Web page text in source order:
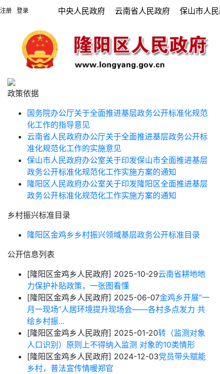
注册 登录 中央人民政府 云南省人民政府 保山市人
政策依据
国务院办公厅关于全面推进基层政务公开标准化规范
化工作的指导意见
云南省人民政府办公厅关于全面推进基层政务公开标
准化规范化工作的实施意见
保山市人民政府办公室关于印发保山市全面推进基层
政务公开标准化规范化工作实施方案的通知
隆阳区人民政府办公室关于印发隆阳区全面推进基层
政务公开标准化规范化工作实施方案的通知
乡村振兴标准目录
隆阳区金鸡乡乡村振兴领域基层政务公开标准目录
公开信息列表
[隆阳区金鸡乡人民政府] 2025-10-29云南省耕地地
力保护补贴政策，一张图看懂
[隆阳区金鸡乡人民政府] 2025-06-07金鸡乡开展“一
月一现场”人居环境提升现场会——各村多点发力 共
绘乡村振...
[隆阳区金鸡乡人民政府] 2025-01-20转（监测对象
人口识别）原则上不得纳入监测 对象的10类情形
[隆阳区金鸡乡人民政府] 2024-12-03党员带头赋能
乡村，普法宣传情暖郑官